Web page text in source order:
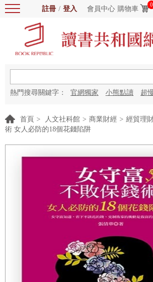
註冊 / 登入 會員中心 購物車
0
熱門搜尋關鍵字： 官網獨家 小熊點讀 超
首頁 > 人文社科館 > 商業財經 > 經貿理
術 女人必防的18個花錢陷阱